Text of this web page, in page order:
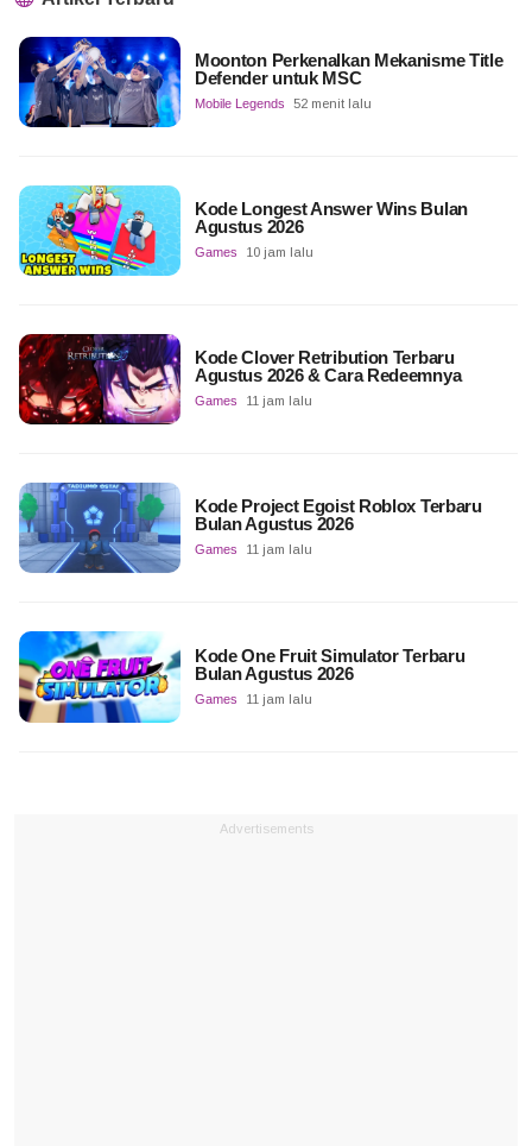
Moonton Perkenalkan Mekanisme Title
Defender untuk MSC
Mobile Legends 52 menit lalu
Kode Longest Answer Wins Bulan
Agustus 2026
Games 10 jam lalu
Kode Clover Retribution Terbaru
Agustus 2026 & Cara Redeemnya
Games 11 jam lalu
Kode Project Egoist Roblox Terbaru
Bulan Agustus 2026
Games 11 jam lalu
Kode One Fruit Simulator Terbaru
Bulan Agustus 2026
Games 11 jam lalu
Advertisements